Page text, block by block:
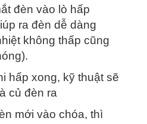
đèn vào lò hấp
ra đèn dễ dàng
không thấp cũng
hấp xong, kỹ thuật sẽ
củ đèn ra
mới vào chóa, thì